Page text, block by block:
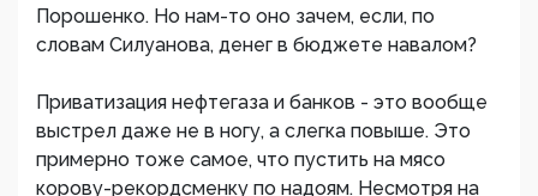
Порошенко. Но нам-то оно зачем, если, по
словам Силуанова, денег в бюджете навалом?
Приватизация нефтегаза и банков - это вообще
выстрел даже не в ногу, а слегка повыше. Это
примерно тоже самое, что пустить на мясо
корову-рекордсменку по надоям. Несмотря на